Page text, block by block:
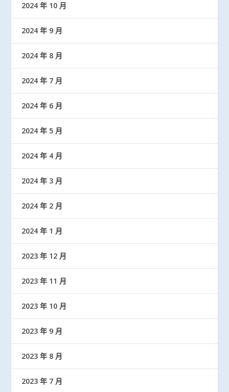
2024 年 10 月
2024 年 9 月
2024 年 8 月
2024 年 7 月
2024 年 6 月
2024 年 5 月
2024 年 4 月
2024 年 3 月
2024 年 2 月
2024 年 1 月
2023 年 12 月
2023 年 11 月
2023 年 10 月
2023 年 9 月
2023 年 8 月
2023 年 7 月